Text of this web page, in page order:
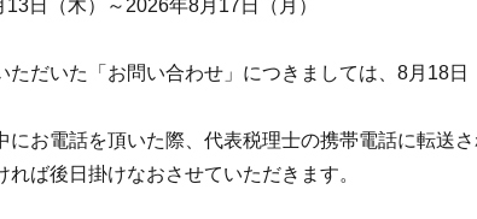
13日（木）～2026年8月17日（月）
ただいた「お問い合わせ」につきましては、8月18日
にお電話を頂いた際、代表税理士の携帯電話に転送
れば後日掛けなおさせていただきます。